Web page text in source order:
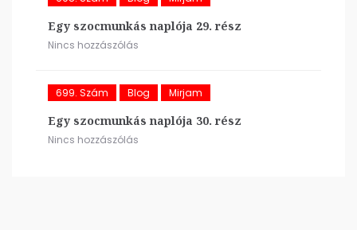
Egy szocmunkás naplója 29. rész
Nincs hozzászólás
699. Szám Blog Mirjam
Egy szocmunkás naplója 30. rész
Nincs hozzászólás